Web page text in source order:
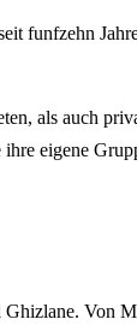
funfzehn
als auch
eigene
Von